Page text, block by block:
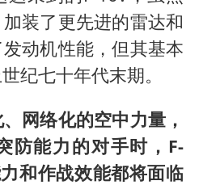
装了更先进的雷达和
动机性能，但其基本
纪七十年代末期。
网络化的空中力量，
防能力的对手时，F-
和作战效能都将面临